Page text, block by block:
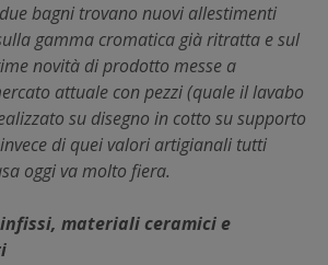
bagni trovano nuovi allestimenti
gamma cromatica già ritratta e sul
novità di prodotto messe a
attuale con pezzi (quale il lavabo
su disegno in cotto su supporto
di quei valori artigianali tutti
oggi va molto fiera.
materiali ceramici e